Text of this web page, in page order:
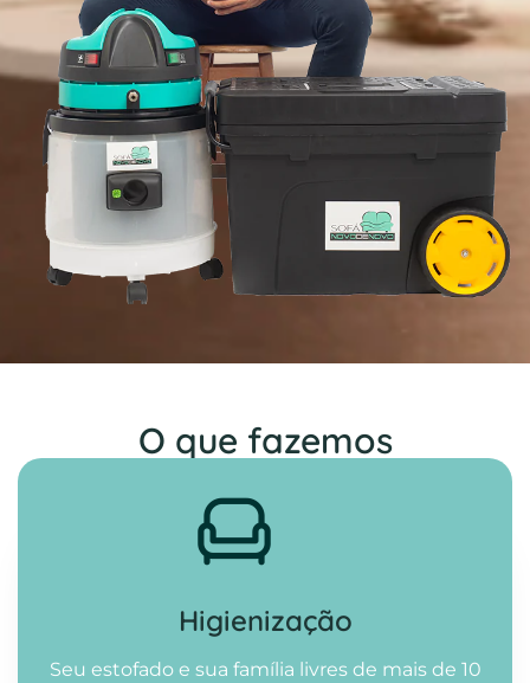
O que fazemos
Higienização​
Seu estofado e sua família livres de mais de 10